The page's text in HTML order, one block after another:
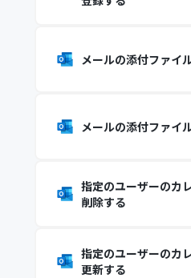
メールの添付ファイ
メールの添付ファイ
指定のユーザーのカ
削除する
指定のユーザーのカ
更新する